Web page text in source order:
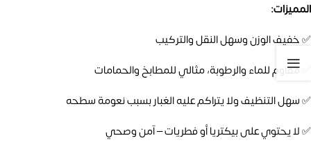
المميزات:
✅ خفيف الوزن وسهل النقل والتركيب
✅ مقاوم للماء والرطوبة، مثالي للمطابخ والحمامات
✅ سهل التنظيف ولا يتراكم عليه الغبار بسبب نعومة سطحه
✅ لا يحتوي على بيكتريا أو فطريات – آمن وصحي